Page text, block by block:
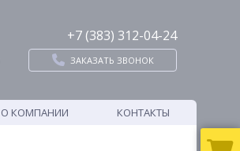
+7 (383) 312-04-24
ЗАКАЗАТЬ ЗВОНОК
О КОМПАНИИ КОНТАКТЫ